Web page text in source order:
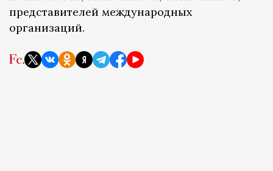
представителей международных
организаций.